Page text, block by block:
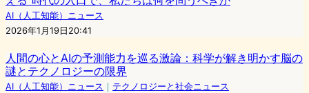
AI（人工知能）ニュース
2026年1月19日20:41
人間の心とAIの予測能力を巡る激論：科学が解き明かす脳の
謎とテクノロジーの限界
AI（人工知能）ニュース ｜ テクノロジーと社会ニュース